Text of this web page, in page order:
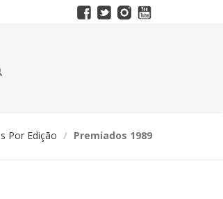
Por Edição Premiados 1989